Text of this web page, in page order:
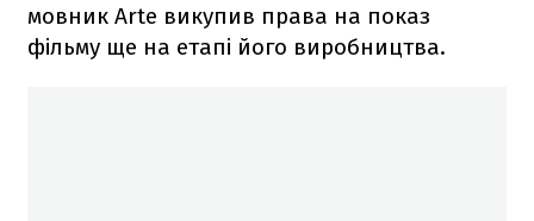
мовник Arte викупив права на показ
фільму ще на етапі його виробництва.